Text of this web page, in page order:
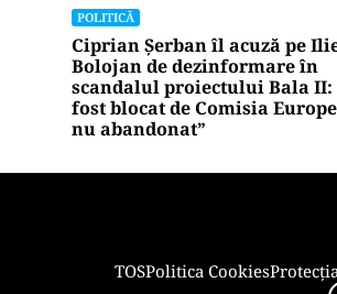
ACTUALITATE
Groapă de trei metri lângă
Cotroceni. O cântăreață a
cu mașina blocata în mijlocul
Capitalei: „Am căzut în
asta”